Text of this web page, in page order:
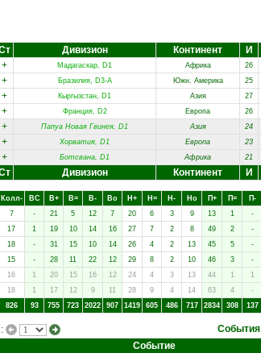
Дивизион Континент И
+ Мадагаскар, D1 Африка 26
+ Бразилия, D3-A Южн. Америка 25
+ Кыргызстан, D1 Азия 27
+ Франция, D2 Европа 26
+ Папуа Новая Гвинея, D1 Азия 24
+ Хорватия, D1 Европа 23
+ Ботсвана, D1 Африка 21
Дивизион Континент И
Колл- ВC В+ В= В- Вo Н+ Н= Н- Нo П+ П= П-
7 - 21 5 12 7 20 6 3 9 13 1 -
17 1 19 10 14 16 27 7 2 8 49 2 -
18 - 31 15 10 14 26 4 2 13 45 5 -
15 - 28 11 22 12 29 8 2 10 46 3 -
16 1 20 15 16 12 24 4 3 13 44 1 1
18 1 17 12 9 11 28 9 4 14 63 4 -
826 93 755 723 2022 907 1419 605 486 717 2834 308 137
События
Событие